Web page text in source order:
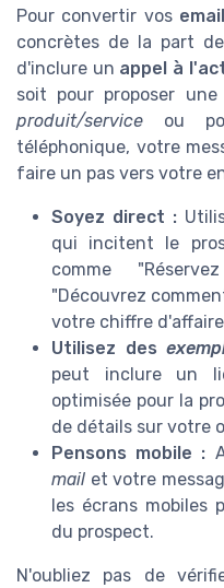
Pour convertir vos
concrètes de la part
d'inclure un appel à
soit pour proposer
produit/service ou
téléphonique, votre
faire un pas vers votre
Soyez direct :
qui incitent le
comme
"Découvrez
votre chiffre
Utilisez des
peut inclure un
optimisée pour la
de détails sur votre
Pensons mobile :
mail et votre
les écrans mobiles
du prospect.
N'oubliez pas de